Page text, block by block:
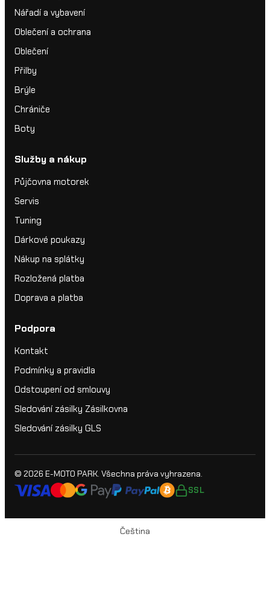
Nářadí a vybavení
Oblečení a ochrana
Oblečení
Přilby
Brýle
Chrániče
Boty
Služby a nákup
Půjčovna motorek
Servis
Tuning
Dárkové poukazy
Nákup na splátky
Rozložená platba
Doprava a platba
Podpora
Kontakt
Podmínky a pravidla
Odstoupení od smlouvy
Sledování zásilky Zásilkovna
Sledování zásilky GLS
© 2026 E-MOTO PARK. Všechna práva vyhrazena.
SSL
Čeština